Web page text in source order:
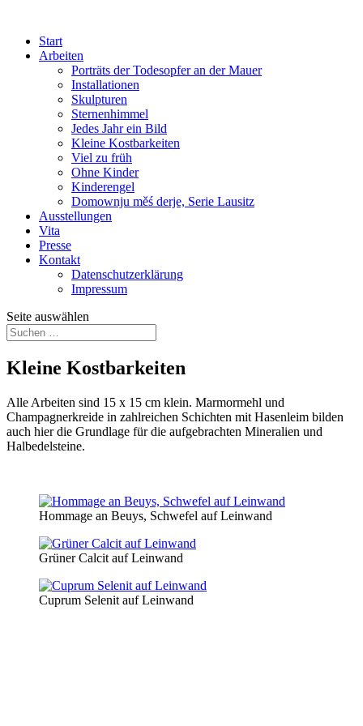
Start
Arbeiten
Porträts der Todesopfer an der Mauer
Installationen
Skulpturen
Sternenhimmel
Jedes Jahr ein Bild
Kleine Kostbarkeiten
Viel zu früh
Ohne Kinder
Kinderengel
Domownju měś derje, Serie Lausitz
Ausstellungen
Vita
Presse
Kontakt
Datenschutzerklärung
Impressum
Seite auswählen
Kleine Kostbarkeiten
Alle Arbeiten sind 15 x 15 cm klein. Marmormehl und
Champagnerkreide in zahlreichen Schichten mit Hasenleim bilden
auch hier die Grundlage für die aufgebrachten Mineralien und
Halbedelsteine.
Hommage an Beuys, Schwefel auf Leinwand
Grüner Calcit auf Leinwand
Cuprum Selenit auf Leinwand